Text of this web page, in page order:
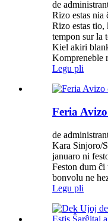
de
Rizo estas nia
Rizo estas tio,
tempon sur la
Kiel akiri
Kompreneble
Legu pli
Feria
de
Kara Sinjoro/
januaro ni
Feston dum ĉi
bonvolu ne
Legu pli